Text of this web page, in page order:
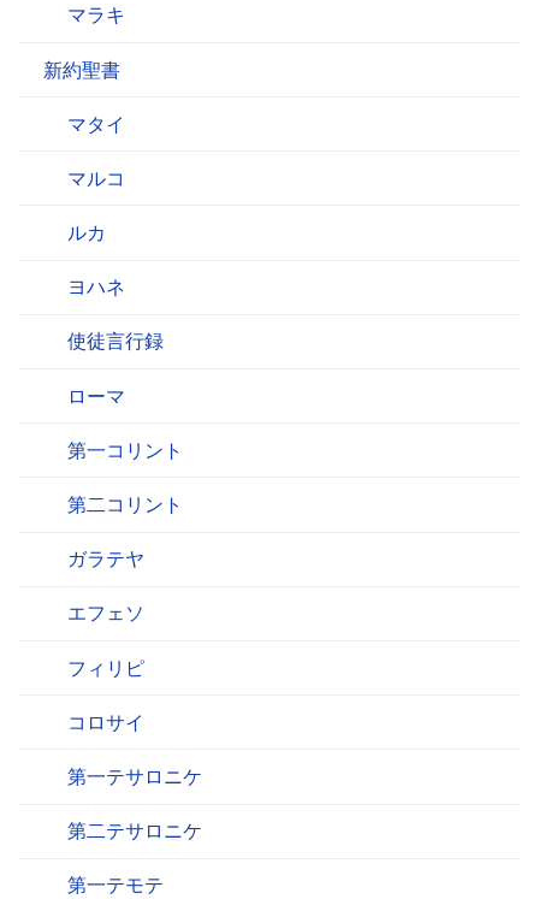
マラキ
新約聖書
マタイ
マルコ
ルカ
ヨハネ
使徒言行録
ローマ
第一コリント
第二コリント
ガラテヤ
エフェソ
フィリピ
コロサイ
第一テサロニケ
第二テサロニケ
第一テモテ